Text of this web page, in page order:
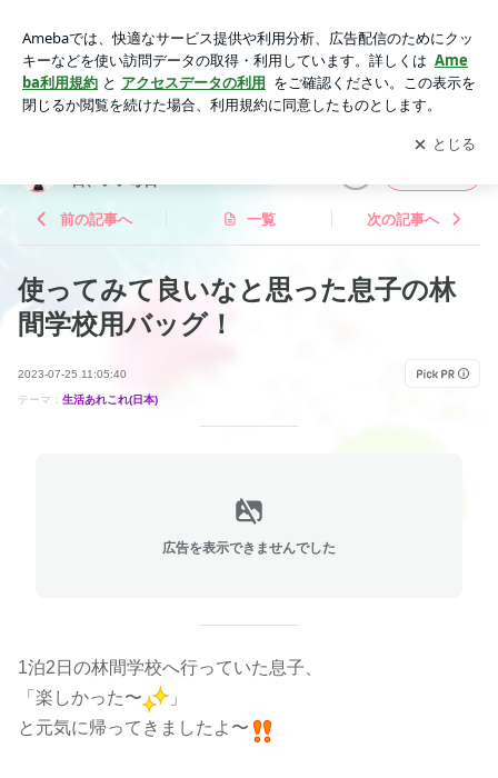
naの徒然日記 〜おいしい毎日、いい毎日〜
アプリをダウンロードして ブログの更新通知
を受け取りまし
ょう。
開く
日、いい毎日〜
前の記事へ 一覧 次の記事へ
使ってみて良いなと思った息子の林
間学校用バッグ！
2023-07-25 11:05:40
テーマ： 生活あれこれ(日本)
広告を表示できませんでした
1泊2日の林間学校へ行っていた息子、
「楽しかった〜
」
と元気に帰ってきましたよ〜